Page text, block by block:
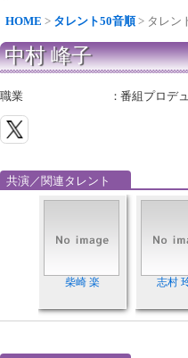
HOME > タレント50音順> タレン
中村 峰子
職業 ：番組プロデ
共演／関連タレント
柴崎 楽 志村